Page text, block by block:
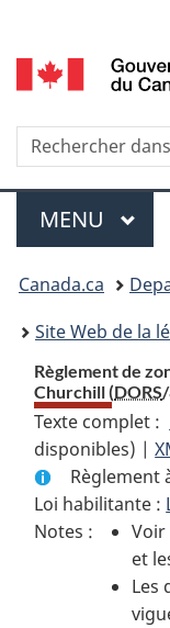
Menu
MENU
You
are
here:
Canada.ca
Site Web de la
Règlement de
Churchill (DORS
Texte complet :
disponibles) |
Règlement
Loi habilitante :
Notes :
Voir
et
Les